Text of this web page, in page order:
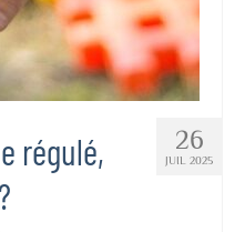
26
JUIL 2025
régulé,